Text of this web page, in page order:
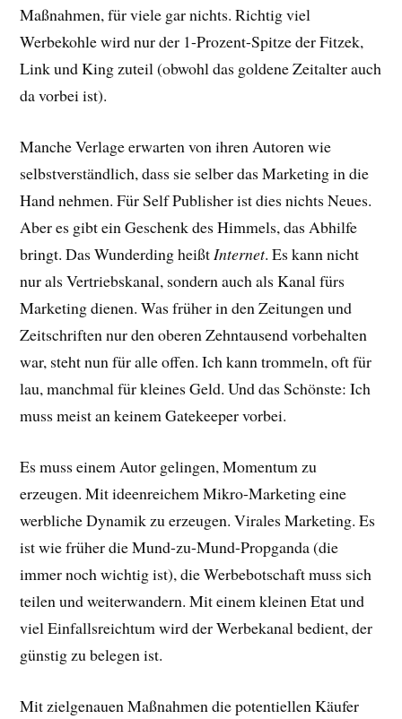
Maßnahmen, für viele gar nichts. Richtig viel
Werbekohle wird nur der 1-Prozent-Spitze der Fitzek,
Link und King zuteil (obwohl das goldene Zeitalter auch
da vorbei ist).
Manche Verlage erwarten von ihren Autoren wie
selbstverständlich, dass sie selber das Marketing in die
Hand nehmen. Für Self Publisher ist dies nichts Neues.
Aber es gibt ein Geschenk des Himmels, das Abhilfe
bringt. Das Wunderding heißtInternet. Es kann nicht
nur als Vertriebskanal, sondern auch als Kanal fürs
Marketing dienen. Was früher in den Zeitungen und
Zeitschriften nur den oberen Zehntausend vorbehalten
war, steht nun für alle offen. Ich kann trommeln, oft für
lau, manchmal für kleines Geld. Und das Schönste: Ich
muss meist an keinem Gatekeeper vorbei.
Es muss einem Autor gelingen, Momentum zu
erzeugen. Mit ideenreichem Mikro-Marketing eine
werbliche Dynamik zu erzeugen. Virales Marketing. Es
ist wie früher die Mund-zu-Mund-Propganda (die
immer noch wichtig ist), die Werbebotschaft muss sich
teilen und weiterwandern. Mit einem kleinen Etat und
viel Einfallsreichtum wird der Werbekanal bedient, der
günstig zu belegen ist.
Mit zielgenauen Maßnahmen die potentiellen Käufer